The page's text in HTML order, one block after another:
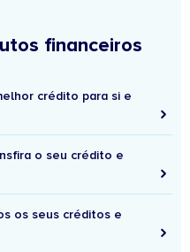
financeiros
crédito para si e
o seu crédito e
os seus créditos e